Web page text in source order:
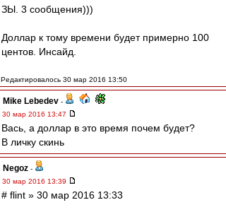
ЗЫ. 3 сообщения)))
Доллар к тому времени будет примерно 100
центов. Инсайд.
Редактировалось 30 мар 2016 13:50
Mike Lebedev -
30 мар 2016 13:47
Вась, а доллар в это время почем будет?
В личку скинь
Negoz -
30 мар 2016 13:39
# flint » 30 мар 2016 13:33